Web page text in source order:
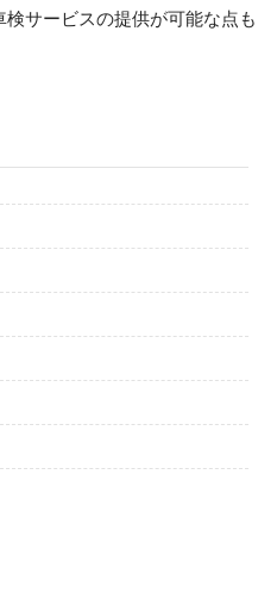
サービスの提供が可能な点も